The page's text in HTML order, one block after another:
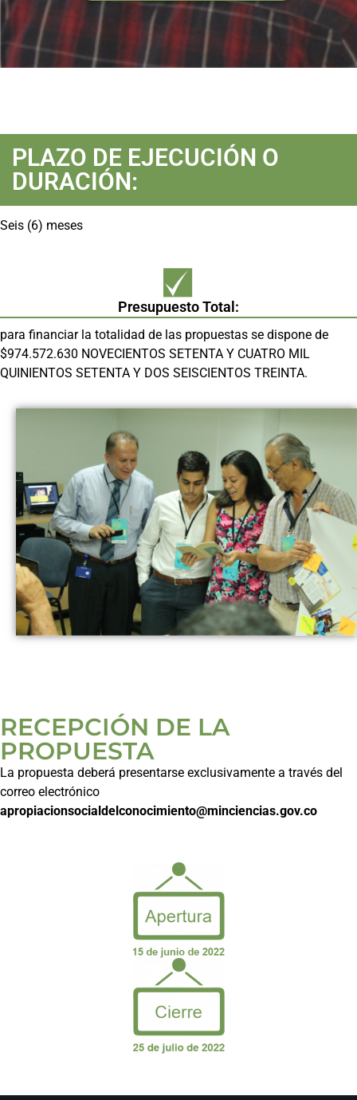
PLAZO DE EJECUCIÓN O
DURACIÓN:
Seis (6) meses
Presupuesto Total:
para financiar la totalidad de las propuestas se dispone de
$974.572.630 NOVECIENTOS SETENTA Y CUATRO MIL
QUINIENTOS SETENTA Y DOS SEISCIENTOS TREINTA.
RECEPCIÓN DE LA
PROPUESTA
La propuesta deberá presentarse exclusivamente a través del
correo electrónico
apropiacionsocialdelconocimiento@minciencias.gov.co